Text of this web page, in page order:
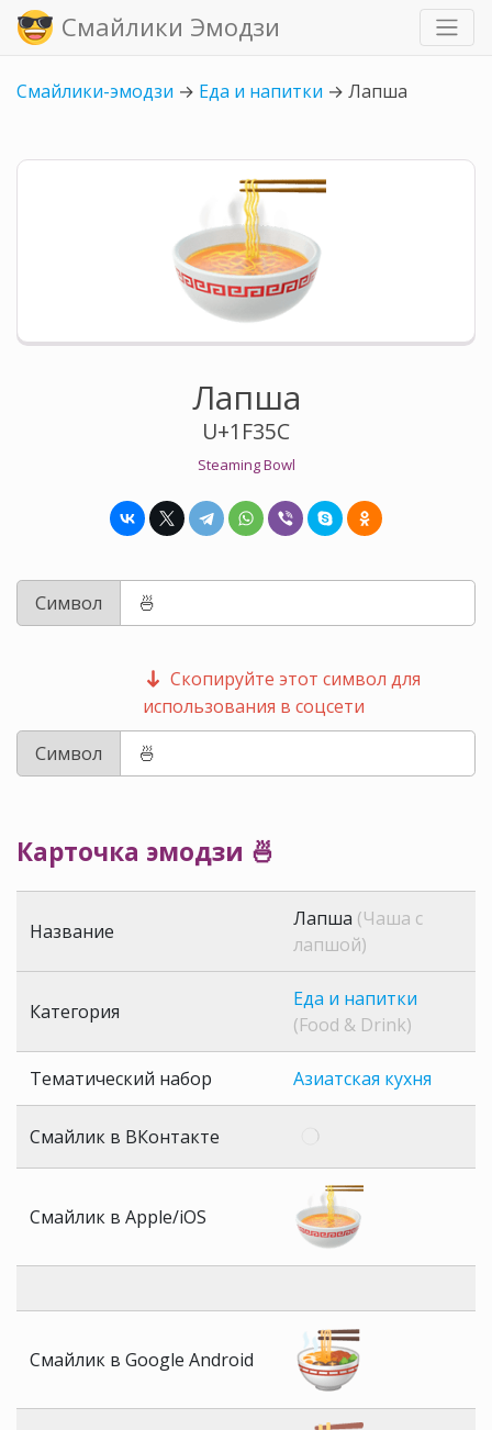
Смайлики Эмодзи
Смайлики-эмодзи → Еда и напитки → Лапша
Лапша
U+1F35C
Steaming Bowl
Символ
Скопируйте этот символ для
использования в соцсети
Символ
Карточка эмодзи 🍜
Название
Лапша (Чаша с
лапшой)
Категория
Еда и напитки
(Food & Drink)
Тематический набор Азиатская кухня
Смайлик в ВКонтакте
Смайлик в Apple/iOS
Смайлик в Google Android